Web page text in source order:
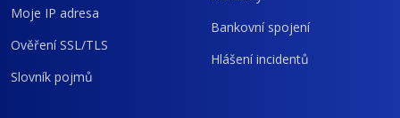
Moje IP adresa
Ověření SSL/TLS
Slovník pojmů
Bankovní spojení
Hlášení incidentů